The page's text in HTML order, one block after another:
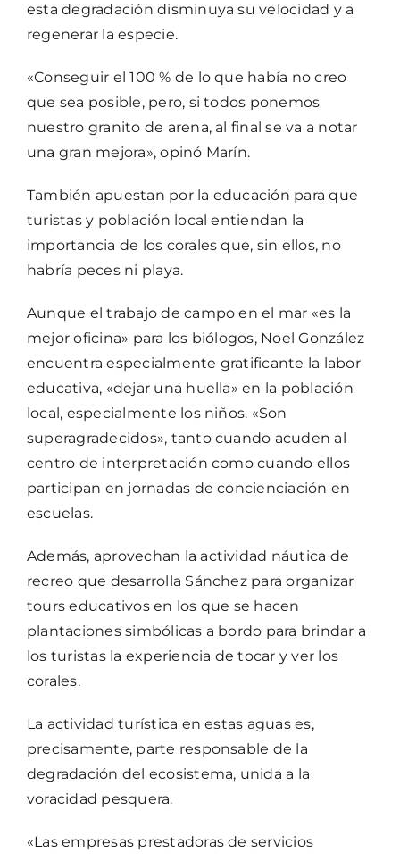
esta degradación disminuya su velocidad y a
regenerar la especie.
«Conseguir el 100 % de lo que había no creo
que sea posible, pero, si todos ponemos
nuestro granito de arena, al final se va a notar
una gran mejora», opinó Marín.
También apuestan por la educación para que
turistas y población local entiendan la
importancia de los corales que, sin ellos, no
habría peces ni playa.
Aunque el trabajo de campo en el mar «es la
mejor oficina» para los biólogos, Noel González
encuentra especialmente gratificante la labor
educativa, «dejar una huella» en la población
local, especialmente los niños. «Son
superagradecidos», tanto cuando acuden al
centro de interpretación como cuando ellos
participan en jornadas de concienciación en
escuelas.
Además, aprovechan la actividad náutica de
recreo que desarrolla Sánchez para organizar
tours educativos en los que se hacen
plantaciones simbólicas a bordo para brindar a
los turistas la experiencia de tocar y ver los
corales.
La actividad turística en estas aguas es,
precisamente, parte responsable de la
degradación del ecosistema, unida a la
voracidad pesquera.
«Las empresas prestadoras de servicios